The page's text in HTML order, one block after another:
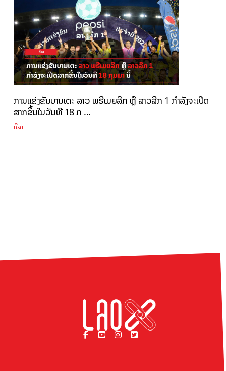
ການແຂ່ງຂັນບານເຕະ ລາວ ພຣີເມຍລີກ ຫຼື ລາວລີກ 1 ກຳລັງຈະເປີດ
ສາກຂຶ້ນໃນວັນທີ 18 ກ ...
ກິລາ